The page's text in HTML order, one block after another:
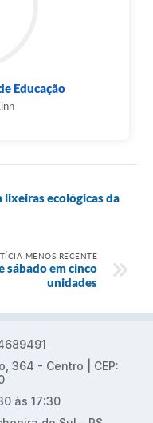
Educação
lixeiras ecológicas da
MENOS RECENTE
sábado em cinco
unidades
364 - Centro | CEP:
às 17:30